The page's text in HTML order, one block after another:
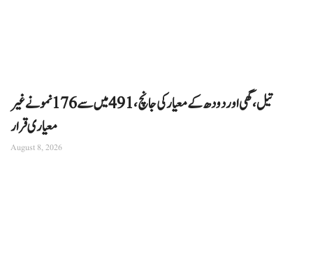
تیل، گھی اور دودھ کے معیار کی جانچ، 491 میں سے 176 نمونے غیر
معیاری قرار
August 8, 2026